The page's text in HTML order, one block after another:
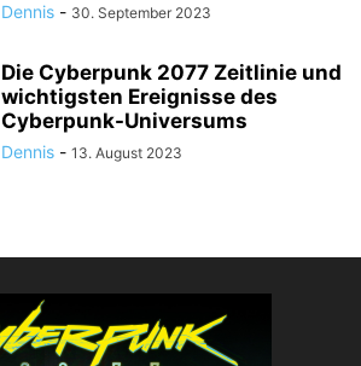
Dennis - 30. September 2023
Die Cyberpunk 2077 Zeitlinie und
wichtigsten Ereignisse des
Cyberpunk-Universums
Dennis - 13. August 2023